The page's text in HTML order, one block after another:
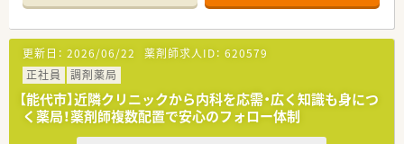
＼企業について／
・全国に店舗展開している大手ドラッグストアチェーンです。
・OTC販売を中心にご活躍の場を作りたい方にオススメです。
・薬のこと、健康のこと、何かあればいつでも相談にのれる街の
健康拠点を推進しています。
・ナショナル社員＝全国、広域エリア社員＝エリア内の転勤あ
り、狭域エリア社員＝自宅から通勤圏内のみ。様々な社員区分が
あり勤務地域を選択できます。
更新日： 2026/06/22 薬剤師求人ID： 620579
正社員
調剤薬局
【能代市】近隣クリニックから内科を応需・広く知識も身につ
く薬局！薬剤師複数配置で安心のフォロー体制